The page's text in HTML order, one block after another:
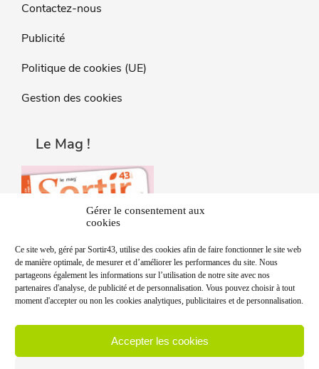
Gérer le consentement aux
cookies
Ce site web, géré par Sortir43, utilise des cookies afin de faire fonctionner le site web
de manière optimale, de mesurer et d’améliorer les performances du site. Nous
partageons également les informations sur l’utilisation de notre site avec nos
partenaires d'analyse, de publicité et de personnalisation. Vous pouvez choisir à tout
moment d'accepter ou non les cookies analytiques, publicitaires et de personnalisation.
Accepter les cookies
Contactez-nous
Publicité
Politique de cookies (UE)
Gestion des cookies
Le Mag !